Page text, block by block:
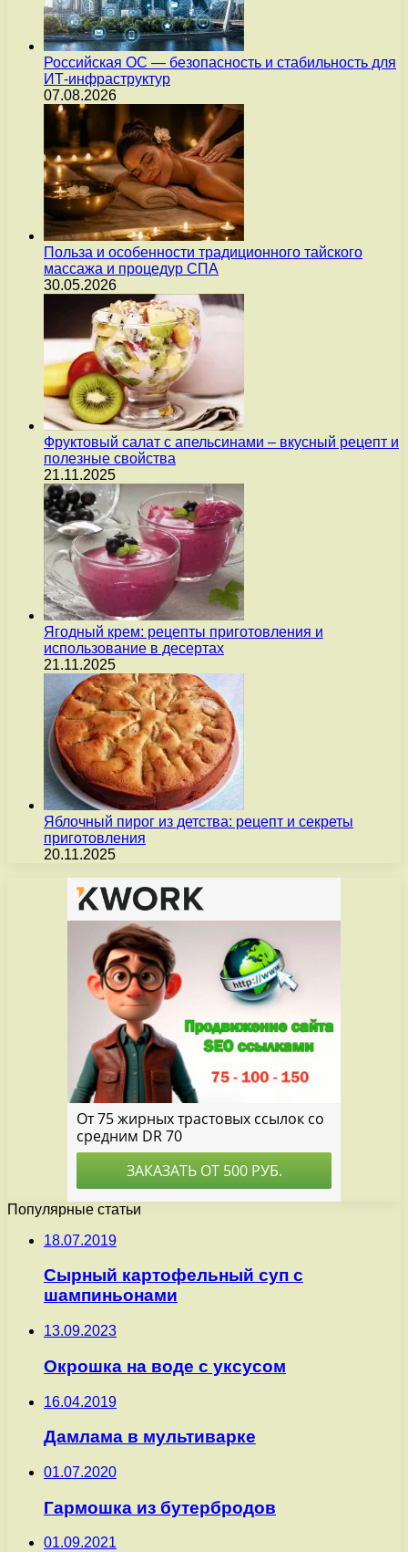
Российская ОС — безопасность и стабильность для
ИТ-инфраструктур
07.08.2026
Польза и особенности традиционного тайского
массажа и процедур СПА
30.05.2026
Фруктовый салат с апельсинами – вкусный рецепт и
полезные свойства
21.11.2025
Ягодный крем: рецепты приготовления и
использование в десертах
21.11.2025
Яблочный пирог из детства: рецепт и секреты
приготовления
20.11.2025
Популярные статьи
18.07.2019
Сырный картофельный суп с
шампиньонами
13.09.2023
Окрошка на воде с уксусом
16.04.2019
Дамлама в мультиварке
01.07.2020
Гармошка из бутербродов
01.09.2021